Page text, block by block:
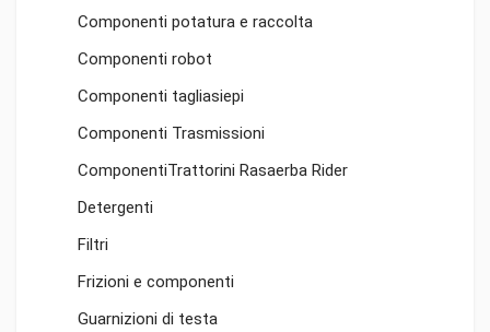
Componenti potatura e raccolta
Componenti robot
Componenti tagliasiepi
Componenti Trasmissioni
ComponentiTrattorini Rasaerba Rider
Detergenti
Filtri
Frizioni e componenti
Guarnizioni di testa